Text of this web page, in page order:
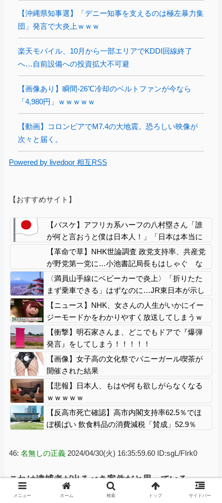
【沖縄県知事選】「デニー知事を支えるのは極左暴力集
団」発言で大炎上ｗｗｗ
楽天モバイル、10月から一部エリアでKDDI回線終了
へ…自前設備への投資拡大不可避
【画像あり】瞬間-26℃冷却のベルトファンが今なら
「4,980円」ｗｗｗｗｗ
【動画】コロンビアでM7.4の大地震。恐ろしい映像が
次々と届く。
Powered by livedoor 相互RSS
【おすすめサイト】
【バスケ】アフリカ系ハーフの八村塁さん「誰
が何と言おうと僕は日本人！」「日本は本当に
素晴らしい国！ネガティブなことがあっても何
も思わん！」ｗｗｗｗｗｗｗｗｗ
【革命で草】NHK世論調査 政党支持率、共産党
が野党第一党に…小池書記局長もはしゃぐ な
お中革連は野党６番目
〈満員山手線にベビーカーで炎上〉「折りたた
まず乗車できる」はずなのに…JR東日本が示し
た見解
【ニュース】NHK、女さんの人生がいかにイー
ジーモードかをわかりやすく放送してしまうｗ
ｗｗｗｗ
【衝撃】明石家さんま、どこでもドアで『爆弾
発言』をしてしまう！！！！！
【画像】女子高の文化祭でバニーガール喫茶が
開催された結果
【悲報】日本人、もはや何も欲しがらなくなる
ｗｗｗｗｗ
【反高市死亡確認】高市内閣支持率62.5％でほ
ぼ横ばい 飲食料品の消費減税「賛成」52.9％
46: 名無しの正義 2024/04/30(火) 16:35:59.60 ID:sgL/FIrk0
これは逮捕者が出るべき案件だと思っている
メニュー ホーム 検索 トップ サイドバー